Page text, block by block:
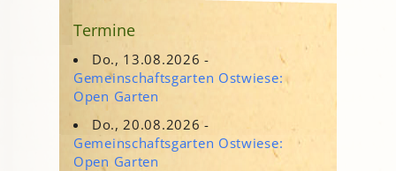
Termine
Do., 13.08.2026 -
Gemeinschaftsgarten Ostwiese:
Open Garten
Do., 20.08.2026 -
Gemeinschaftsgarten Ostwiese:
Open Garten